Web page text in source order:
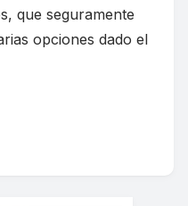
que seguramente
opciones dado el